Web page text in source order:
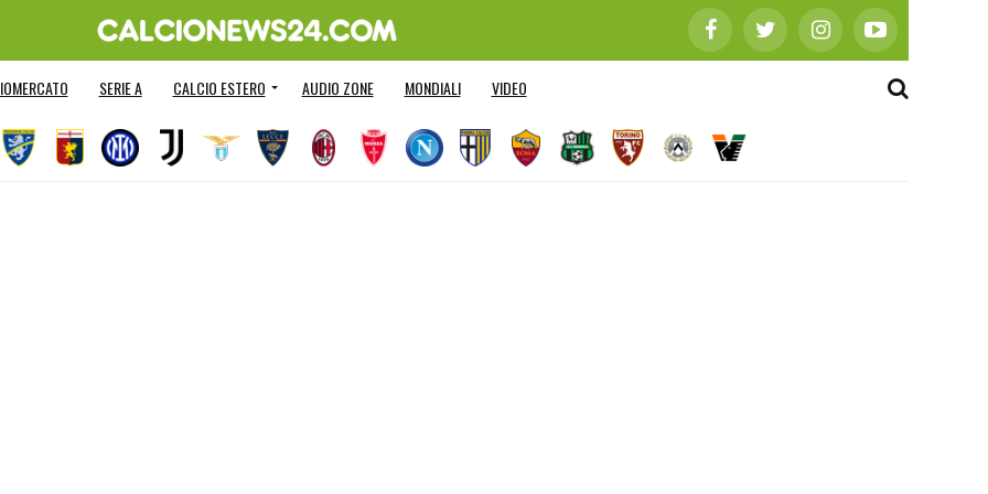
SERIE A CALCIO ESTERO AUDIO ZONE MONDIALI VIDEO